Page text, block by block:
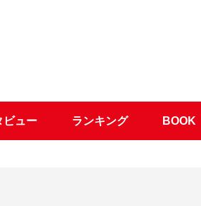
ビュー ランキング BOOK